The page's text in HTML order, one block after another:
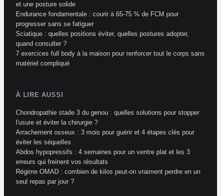
et une posture solide
Endurance fondamentale : courir à 65-75 % de FCM pour
progresser sans se fatiguer
Sciatique : quelles positions éviter, quelles postures adopter,
quand consulter ?
7 exercices full body à la maison pour renforcer tout le corps sans
matériel compliqué
À LIRE AUSSI
Chondropathie stade 3 du genou : quelles solutions pour stopper
l'usure et éviter la chirurgie ?
Arrachement osseux : 3 mois pour guérir et 4 étapes clés pour
éviter les séquelles
Abdos hypopressifs : 4 semaines pour un ventre plat et les 3
erreurs qui freinent vos résultats
Régime OMAD : combien de kilos peut-on vraiment perdre en un
seul repas par jour ?